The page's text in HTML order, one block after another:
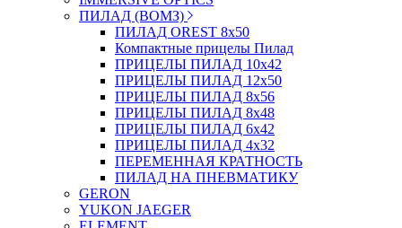
ПИЛАД (ВОМЗ)
ПИЛАД OREST 8х50
Компактные прицелы Пилад
ПРИЦЕЛЫ ПИЛАД 10х42
ПРИЦЕЛЫ ПИЛАД 12х50
ПРИЦЕЛЫ ПИЛАД 8х56
ПРИЦЕЛЫ ПИЛАД 8х48
ПРИЦЕЛЫ ПИЛАД 6х42
ПРИЦЕЛЫ ПИЛАД 4х32
ПЕРЕМЕННАЯ КРАТНОСТЬ
ПИЛАД НА ПНЕВМАТИКУ
GERON
YUKON JAEGER